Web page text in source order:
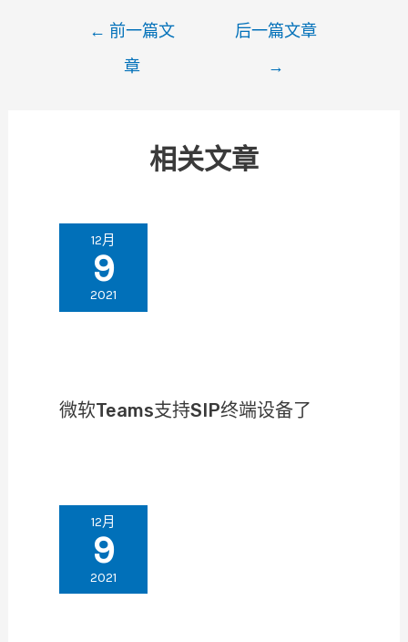
← 前一篇文
章
后一篇文章
→
相关文章
12月
9
2021
微软Teams支持SIP终端设备了
12月
9
2021